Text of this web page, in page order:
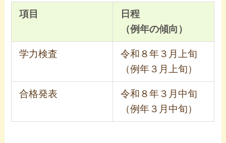
項目
日程
（例年の傾向）
学力検査
令和８年３月上旬
（例年３月上旬）
合格発表
令和８年３月中旬
（例年３月中旬）